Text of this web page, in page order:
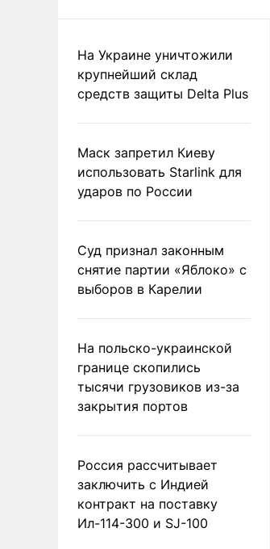
На Украине уничтожили
крупнейший склад
средств защиты Delta Plus
Маск запретил Киеву
использовать Starlink для
ударов по России
Суд признал законным
снятие партии «Яблоко» с
выборов в Карелии
На польско-украинской
границе скопились
тысячи грузовиков из-за
закрытия портов
Россия рассчитывает
заключить с Индией
контракт на поставку
Ил-114-300 и SJ-100